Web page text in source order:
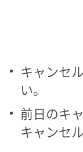
キャンセ
い。
前日のキ
キャンセ